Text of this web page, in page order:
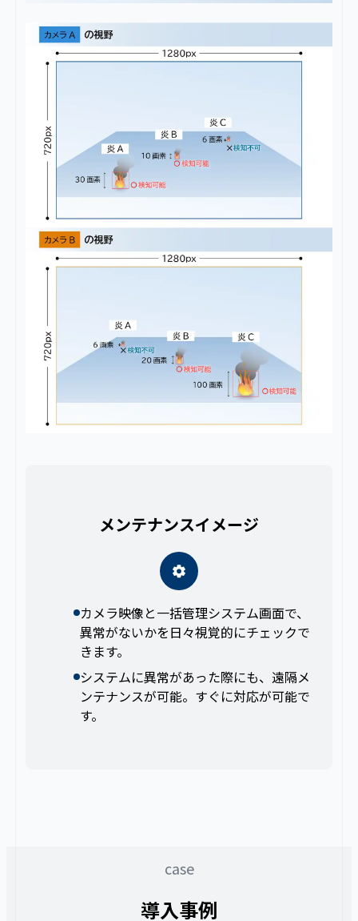
メンテナンスイメージ
カメラ映像と一括管理システム画面で、
異常がないかを日々視覚的にチェックで
きます。
システムに異常があった際にも、遠隔メ
ンテナンスが可能。すぐに対応が可能で
す。
case
導入事例